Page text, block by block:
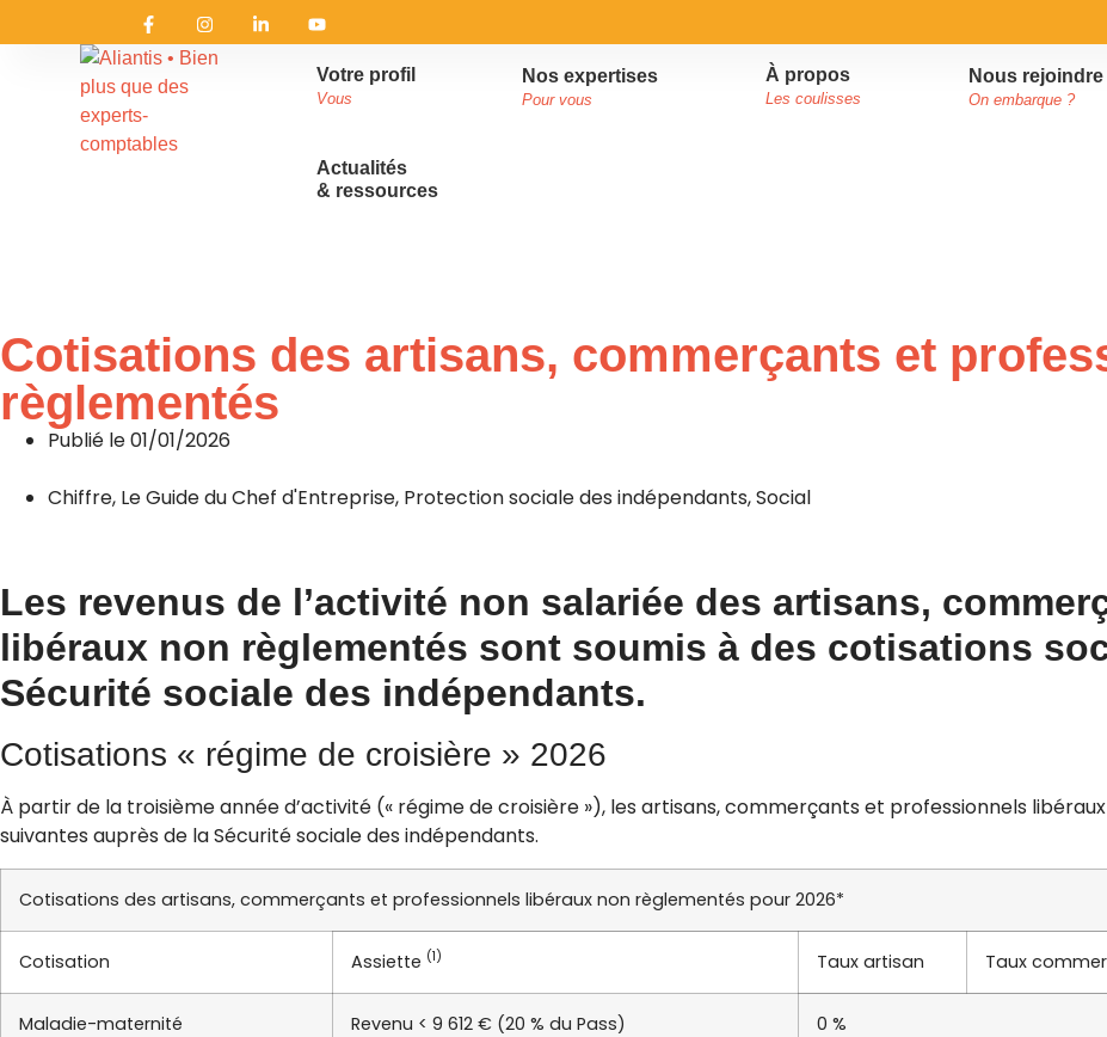
Votre profil
Vous
Nos expertises
Pour vous
À propos
Les coulisses
Nous rejoindre
On embarque ?
Actualités
& ressources
Cotisations des artisans, commerçants et
règlementés
Publié le01/01/2026
Chiffre, Le Guide du Chef d'Entreprise, Protection sociale des indépendants,Social
Les revenus de l’activité non salariée des artisans,
libéraux non règlementés sont soumis à des cotisations
Sécurité sociale des indépendants.
Cotisations « régime de croisière » 2026
À partir de la troisième année d’activité (« régime de croisière »), les artisans, commerçants et professionnels
suivantes auprès de la Sécurité sociale des indépendants.
Cotisations des artisans, commerçants et professionnels libéraux non règlementés pour 2026*
Cotisation Assiette (1) Taux artisan Taux
Maladie-maternité Revenu < 9 612 € (20 % du Pass) 0 %